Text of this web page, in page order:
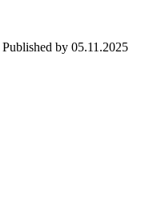
Published by 05.11.2025